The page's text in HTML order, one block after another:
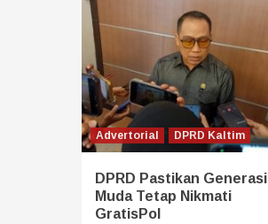
Advertorial DPRD Kaltim
DPRD Pastikan Generasi
Muda Tetap Nikmati
GratisPol